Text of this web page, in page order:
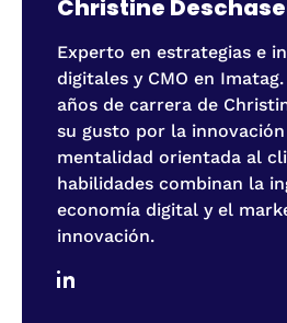
Christine
Experto en estrategias e
digitales y CMO en
años de carrera de
su gusto por la
mentalidad orientada al
habilidades combinan la
economía digital y el
innovación.